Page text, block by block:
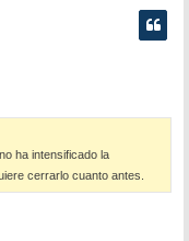
ha intensificado la
cerrarlo cuanto antes.